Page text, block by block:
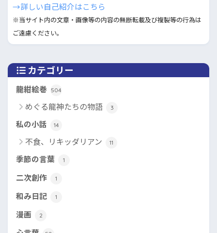
→詳しい自己紹介はこちら
※当サイト内の文章・画像等の内容の無断転載及び複製等の行為は
ご遠慮ください。
カテゴリー
龍紺絵巻 504
めぐる龍神たちの物語 3
私の小話 14
不食、リキッダリアン 11
季節の言葉 1
二次創作 1
和み日記 1
漫画 2